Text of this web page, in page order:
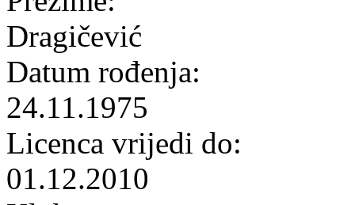
Dragičević
Datum rođenja:
24.11.1975
Licenca vrijedi do:
01.12.2010